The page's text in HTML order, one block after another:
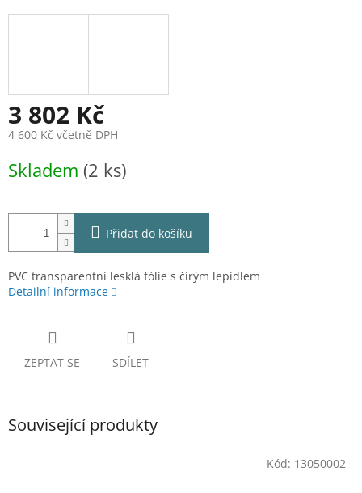
3 802 Kč
4 600 Kč včetně DPH
cena:
Skladem (2 ks)
Přidat do košíku
PVC transparentní lesklá fólie s čirým lepidlem
Detailní informace
ZEPTAT SE SDÍLET
Související produkty
Kód: 13050002